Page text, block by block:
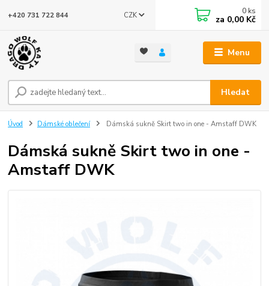
Menu
CZK
Hledat
+420 731 722 844 0 ks
za 0,00 Kč
Úvod Dámské oblečení Dámská sukně Skirt two in one - Amstaff DWK
Dámská sukně Skirt two in one -
Amstaff DWK